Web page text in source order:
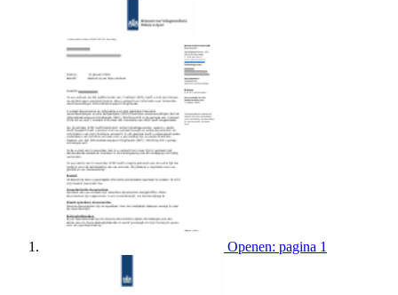
Openen: pagina 1